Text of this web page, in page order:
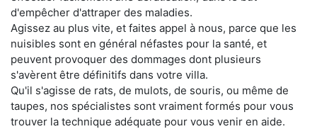
d'empêcher d'attraper des maladies.
Agissez au plus vite, et faites appel à nous, parce que les
nuisibles sont en général néfastes pour la santé, et
peuvent provoquer des dommages dont plusieurs
s'avèrent être définitifs dans votre villa.
Qu'il s'agisse de rats, de mulots, de souris, ou même de
taupes, nos spécialistes sont vraiment formés pour vous
trouver la technique adéquate pour vous venir en aide.